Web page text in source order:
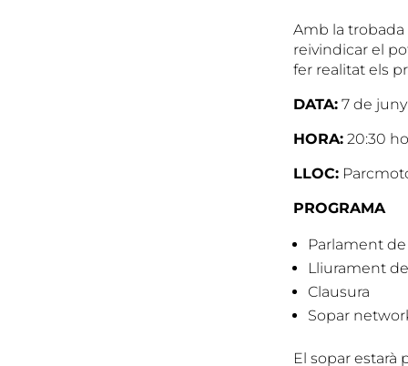
Amb la
reivindicar el
fer realitat els
DATA: 7 de juny
HORA: 20:30
LLOC:
PROGRAMA
Parlament
Lliurament
Clausura
Sopar
El sopar estarà